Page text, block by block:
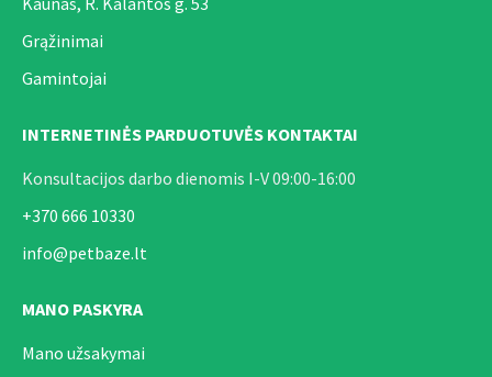
Grąžinimai
Gamintojai
INTERNETINĖS PARDUOTUVĖS KONTAKTAI
Konsultacijos darbo dienomis I-V 09:00-16:00
+370 666 10330
info@petbaze.lt
MANO PASKYRA
Mano užsakymai